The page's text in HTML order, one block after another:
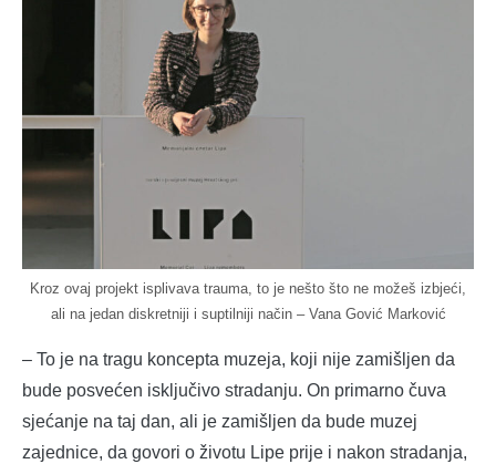
Kroz ovaj projekt isplivava trauma, to je nešto što ne možeš izbjeći,
ali na jedan diskretniji i suptilniji način – Vana Gović Marković
– To je na tragu koncepta muzeja, koji nije zamišljen da
bude posvećen isključivo stradanju. On primarno čuva
sjećanje na taj dan, ali je zamišljen da bude muzej
zajednice, da govori o životu Lipe prije i nakon stradanja,